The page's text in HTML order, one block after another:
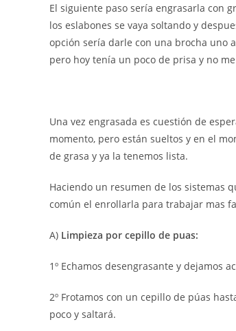
El siguiente paso sería engrasarla con
los eslabones se vaya soltando y
opción sería darle con una brocha uno
pero hoy tenía un poco de prisa y no
Una vez engrasada es cuestión de
momento, pero están sueltos y en el
de grasa y ya la tenemos lista.
Haciendo un resumen de los sistemas
común el enrollarla para trabajar mas
A) Limpieza por cepillo de puas:
1º Echamos desengrasante y dejamos
2º Frotamos con un cepillo de púas
poco y saltará.